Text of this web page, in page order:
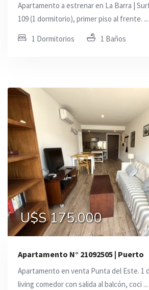
Apartamento a estrenar en La Barra |
109 (1 dormitorio), primer piso al frente. ...
1 Dormitorios 1 Baños
U$S 175.000
Apartamento N° 21092505 | Puerto
Apartamento en venta Punta del Este. 1
living comedor con salida al balcón, coci ...